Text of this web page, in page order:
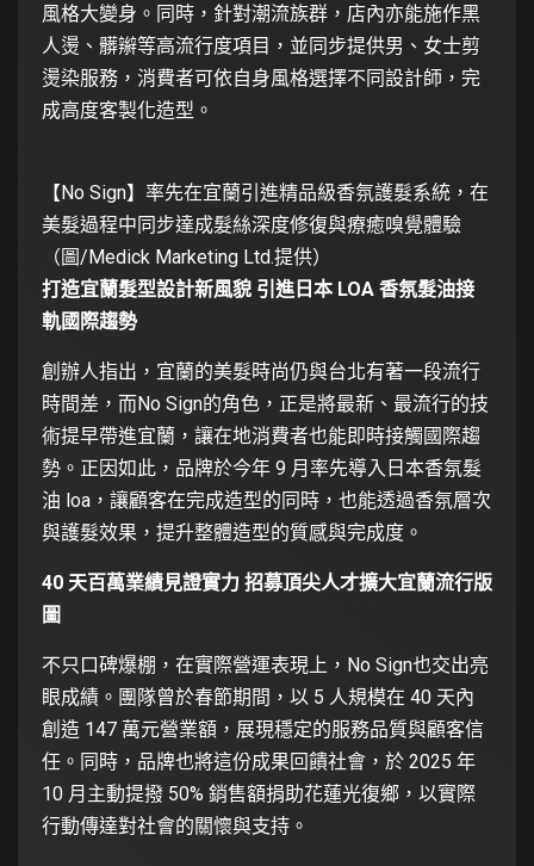
風格大變身。同時，針對潮流族群，店內亦能施作黑
人燙、髒辮等高流行度項目，並同步提供男、女士剪
燙染服務，消費者可依自身風格選擇不同設計師，完
成高度客製化造型。
【No Sign】率先在宜蘭引進精品級香氛護髮系統，在
美髮過程中同步達成髮絲深度修復與療癒嗅覺體驗
（圖/Medick Marketing Ltd.提供）
打造宜蘭髮型設計新風貌 引進日本 LOA 香氛髮油接
軌國際趨勢
創辦人指出，宜蘭的美髮時尚仍與台北有著一段流行
時間差，而No Sign的角色，正是將最新、最流行的技
術提早帶進宜蘭，讓在地消費者也能即時接觸國際趨
勢。正因如此，品牌於今年 9 月率先導入日本香氛髮
油 loa，讓顧客在完成造型的同時，也能透過香氛層次
與護髮效果，提升整體造型的質感與完成度。
40 天百萬業績見證實力 招募頂尖人才擴大宜蘭流行版
圖
不只口碑爆棚，在實際營運表現上，No Sign也交出亮
眼成績。團隊曾於春節期間，以 5 人規模在 40 天內
創造 147 萬元營業額，展現穩定的服務品質與顧客信
任。同時，品牌也將這份成果回饋社會，於 2025 年
10 月主動提撥 50% 銷售額捐助花蓮光復鄉，以實際
行動傳達對社會的關懷與支持。